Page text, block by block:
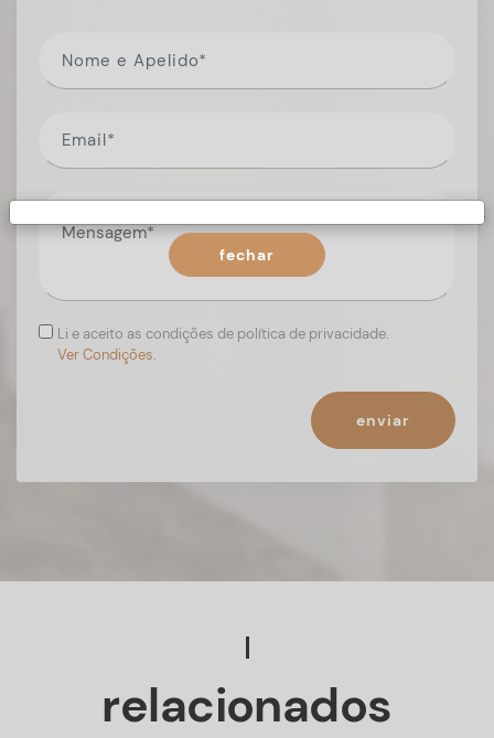
Li e aceito as condições de política de privacidade.
Ver Condições.
enviar
relacionados
fechar